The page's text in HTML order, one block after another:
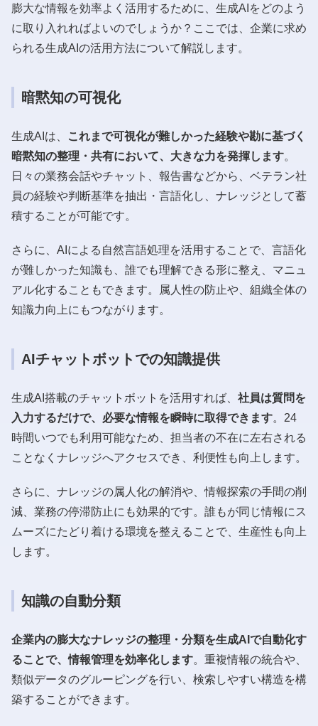
膨大な情報を効率よく活用するために、生成AIをどのよう
に取り入れればよいのでしょうか？ここでは、企業に求め
られる生成AIの活用方法について解説します。
暗黙知の可視化
生成AIは、
これまで可視化が難しかった経験や勘に基づく
暗黙知の整理・共有において、大きな力を発揮します。
日々の業務会話やチャット、報告書などから、ベテラン社
員の経験や判断基準を抽出・言語化し、ナレッジとして蓄
積することが可能です。
さらに、AIによる自然言語処理を活用することで、言語化
が難しかった知識も、誰でも理解できる形に整え、マニュ
アル化することもできます。属人性の防止や、組織全体の
知識力向上にもつながります。
AIチャットボットでの知識提供
生成AI搭載のチャットボットを活用すれば、 社員は質問を
入力するだけで、必要な情報を瞬時に取得できます。24
時間いつでも利用可能なため、担当者の不在に左右される
ことなくナレッジへアクセスでき、利便性も向上します。
さらに、ナレッジの属人化の解消や、情報探索の手間の削
減、業務の停滞防止にも効果的です。誰もが同じ情報にス
ムーズにたどり着ける環境を整えることで、生産性も向上
します。
知識の自動分類
企業内の膨大なナレッジの整理・分類を生成AIで自動化す
ることで、情報管理を効率化します。重複情報の統合や、
類似データのグルーピングを行い、検索しやすい構造を構
築することができます。